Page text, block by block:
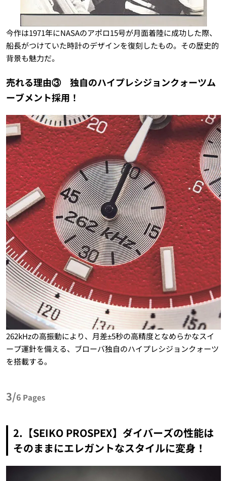
今作は1971年にNASAのアポロ15号が月面着陸に成功した際、
船長がつけていた時計のデザインを復刻したもの。その歴史的
背景も魅力だ。
売れる理由③ 独自のハイプレシジョンクォーツム
ーブメント採用！
262kHzの高振動により、月差±5秒の高精度となめらかなスイ
ープ運針を備える、ブローバ独自のハイプレシジョンクォーツ
を搭載する。
3/6 Pages
2.【SEIKO PROSPEX】ダイバーズの性能は
そのままにエレガントなスタイルに変身！